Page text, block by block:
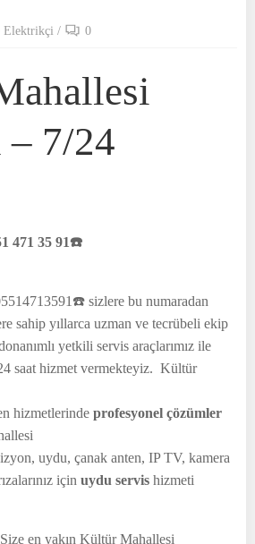
Elektrikçi / 0
7/24
471 35 91☎️
sizlere bu numaradan
sahip yıllarca uzman ve tecrübeli ekip
yetkili servis araçlarımız ile
saat hizmet vermekteyiz. Kültür
hizmetlerinde profesyonel çözümler
uydu, çanak anten, IP TV, kamera
için uydu servis hizmeti
Size en yakın Kültür Mahallesi